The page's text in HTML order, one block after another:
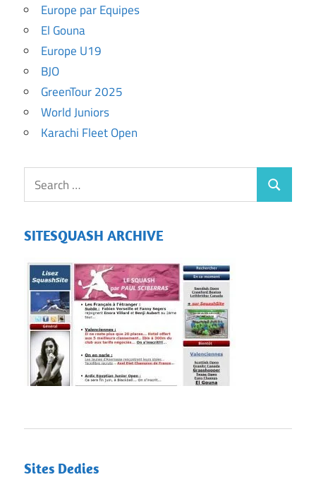
Europe par Equipes
El Gouna
Europe U19
BJO
GreenTour 2025
World Juniors
Karachi Fleet Open
SITESQUASH ARCHIVE
Sites Dedies